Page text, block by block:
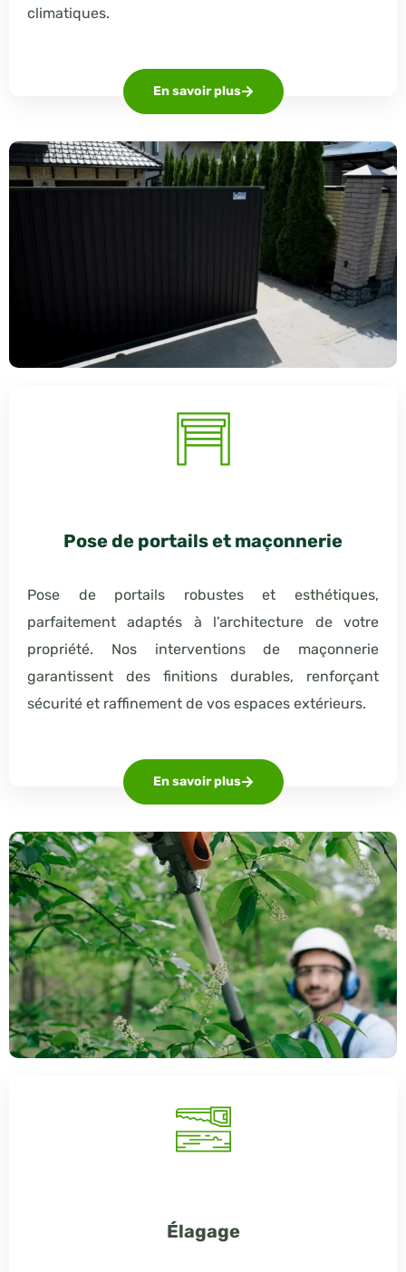
climatiques.
En savoir plus
Pose de portails et maçonnerie
Pose de portails robustes et esthétiques,
parfaitement adaptés à l’architecture de votre
propriété. Nos interventions de maçonnerie
garantissent des finitions durables, renforçant
sécurité et raffinement de vos espaces extérieurs.
En savoir plus
Élagage